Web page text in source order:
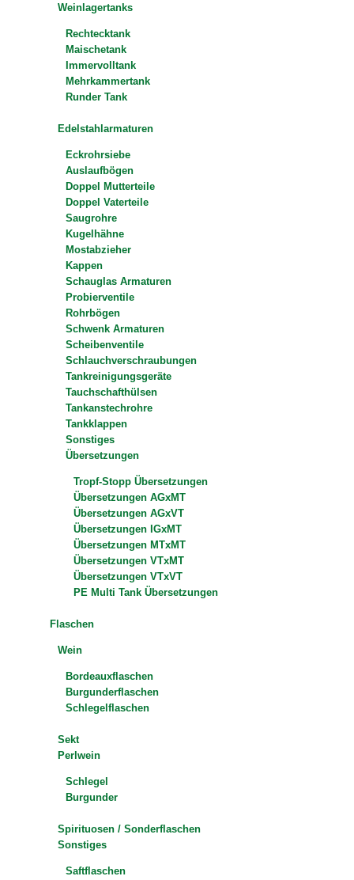
Weinlagertanks
Rechtecktank
Maischetank
Immervolltank
Mehrkammertank
Runder Tank
Edelstahlarmaturen
Eckrohrsiebe
Auslaufbögen
Doppel Mutterteile
Doppel Vaterteile
Saugrohre
Kugelhähne
Mostabzieher
Kappen
Schauglas Armaturen
Probierventile
Rohrbögen
Schwenk Armaturen
Scheibenventile
Schlauchverschraubungen
Tankreinigungsgeräte
Tauchschafthülsen
Tankanstechrohre
Tankklappen
Sonstiges
Übersetzungen
Tropf-Stopp Übersetzungen
Übersetzungen AGxMT
Übersetzungen AGxVT
Übersetzungen IGxMT
Übersetzungen MTxMT
Übersetzungen VTxMT
Übersetzungen VTxVT
PE Multi Tank Übersetzungen
Flaschen
Wein
Bordeauxflaschen
Burgunderflaschen
Schlegelflaschen
Sekt
Perlwein
Schlegel
Burgunder
Spirituosen / Sonderflaschen
Sonstiges
Saftflaschen